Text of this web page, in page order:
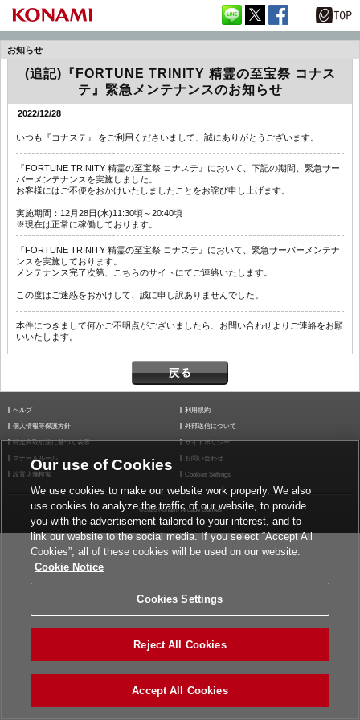
お知らせ
(追記)『FORTUNE TRINITY 精霊の至宝祭 コナス
テ』緊急メンテナンスのお知らせ
2022/12/28
いつも『コナステ』 をご利用くださいまして、誠にありがとうございます。
『FORTUNE TRINITY 精霊の至宝祭 コナステ』において、下記の期間、緊急サー
バーメンテナンスを実施しました。
お客様にはご不便をおかけいたしましたことをお詫び申し上げます。
実施期間：12月28日(水)11:30頃～20:40頃
※現在は正常に稼働しております。
『FORTUNE TRINITY 精霊の至宝祭 コナステ』において、緊急サーバーメンテナ
ンスを実施しております。
メンテナンス完了次第、こちらのサイトにてご連絡いたします。
この度はご迷惑をおかけして、誠に申し訳ありませんでした。
本件につきまして何かご不明点がございましたら、お問い合わせよりご連絡をお願
いいたします。
ヘルプ
利用規約
個人情報等保護方針
外部送信について
特定商取引法に基づく表示
サイトポリシー
マナー＆ルール
お問い合わせ
設置店舗検索
Cookies Settings
©2026 Konami Arcade Games
Our use of Cookies
We use cookies to make our website work properly. We also
use cookies to analyze the traffic of our website, to provide
you with the advertisement tailored to your interest, and to
link our website to the social media. If you select “Accept All
Cookies”, all of these cookies will be used on our website.
Cookie Notice
Cookies Settings
Reject All Cookies
Accept All Cookies